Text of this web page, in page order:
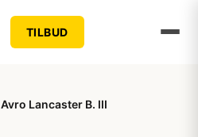
TILBUD
Avro Lancaster B. III